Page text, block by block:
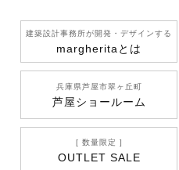
建築設計事務所が開発 ・デザインする
margherita とは
兵庫県芦屋市翠ヶ丘町
芦屋ショールーム
[ 数量限定 ]
OUTLET SALE